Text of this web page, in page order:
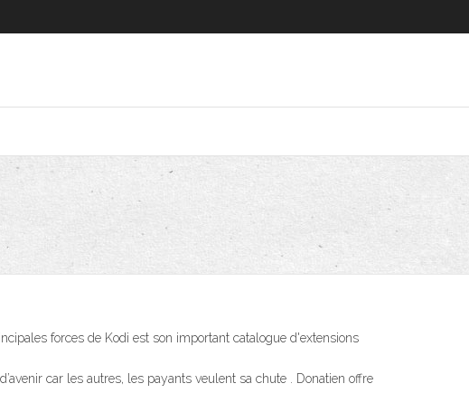
forces de Kodi est son important catalogue d'extensions
car les autres, les payants veulent sa chute . Donatien offre